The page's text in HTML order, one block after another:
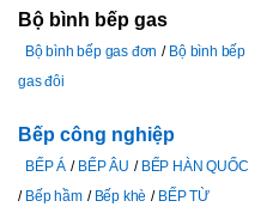
Bộ bình bếp gas
Bộ bình bếp gas đơn
Bộ bình bếp
gas đôi
Bếp công nghiệp
BẾP Á BẾP ÂU
BẾP HÀN QUỐC
Bếp hầm
Bếp khè
BẾP TỪ